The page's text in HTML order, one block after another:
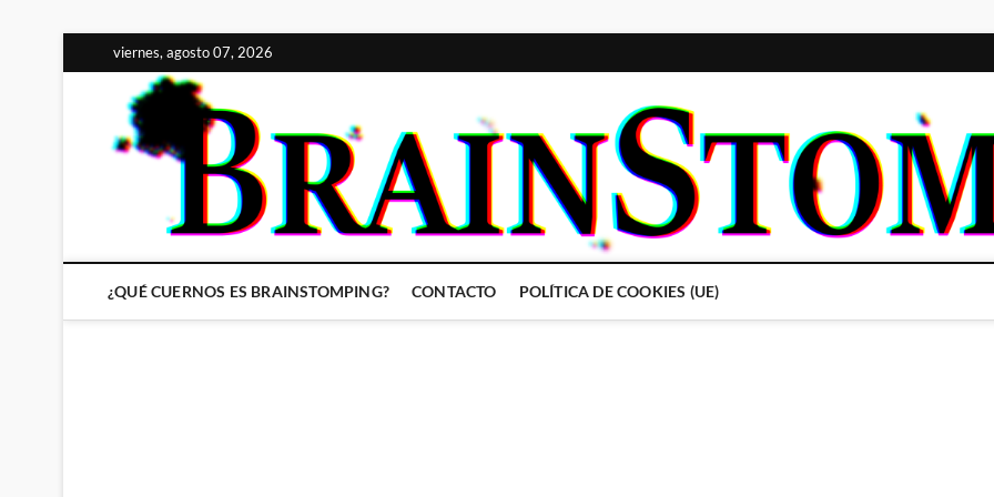
al
contenido
viernes, agosto 07, 2026
¿QUÉ CUERNOS ES BRAINSTOMPING? CONTACTO POLÍTICA DE COOKIES (UE)